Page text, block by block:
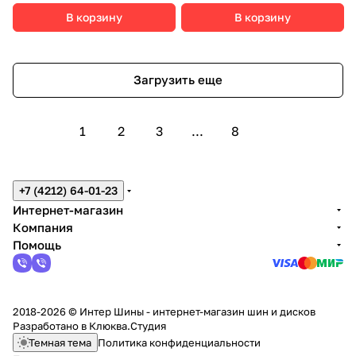
В корзину В корзину
Загрузить еще
1 2 3 ... 8
+7 (4212) 64-01-23
Интернет-магазин
Компания
Помощь
2018-2026 © Интер Шины - интернет-магазин шин и дисков
Разработано в Клюква.Студия
Темная тема Политика конфиденциальности